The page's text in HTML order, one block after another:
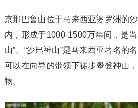
京那巴鲁山位于马来西亚婆罗洲的
内，形成于1000-1500万年间，是
山”。“沙巴神山”是马来西亚著名的
可以在向导的带领下徒步攀登神山
物。